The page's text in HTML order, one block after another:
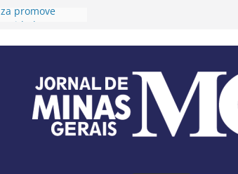
promove
públicas
Diretor e do